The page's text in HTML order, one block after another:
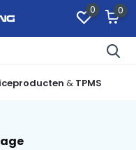
0 0
& TPMS